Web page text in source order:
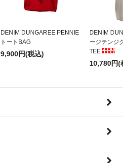
DENIM DUNGAREE PENNIE
トートBAG
9,900円(税込)
DENIM
ージテンジ
TEE
10,780円(